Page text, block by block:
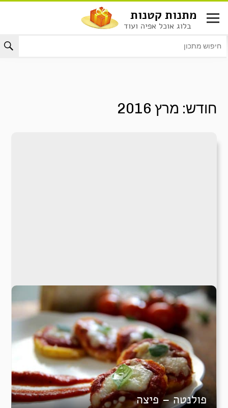
לתוכן
מתנות קטנות
בלוג אוכל אפיה ועוד
חודש: מרץ 2016
פולנטה – פיצה